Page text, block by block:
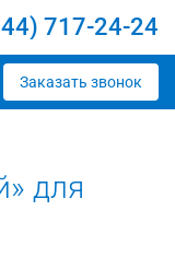
717-24-24
Заказать звонок
для